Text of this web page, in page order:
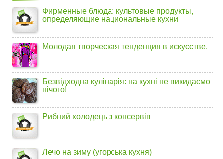
Фирменные блюда: культовые продукты,
определяющие национальные кухни
Молодая творческая тенденция в искусстве.
Безвідходна кулінарія: на кухні не викидаємо
нічого!
Рибний холодець з консервів
Лечо на зиму (угорська кухня)